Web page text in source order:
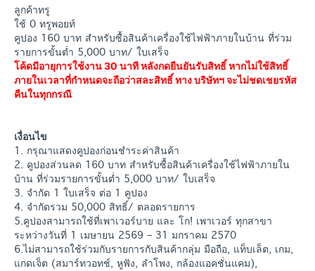
ลูกค้าทรู
ใช้ 0 ทรูพอยท์
คูปอง 160 บาท สำหรับซื้อสินค้าเครื่องใช้ไฟฟ้าภายในบ้าน ที่ร่วม
รายการขั้นต่ำ 5,000 บาท/ ใบเสร็จ
โค้ดมีอายุการใช้งาน 30 นาที หลังกดยืนยันรับสิทธิ์ หากไม่ใช้สิทธิ์
ภายในเวลาที่กำหนดจะถือว่าสละสิทธิ์ ทาง บริษัทฯ จะไม่ชดเชยรหัส
คืนในทุกกรณี
เงื่อนไข
1. กรุณาแสดงคูปองก่อนชำระค่าสินค้า
2. คูปองส่วนลด 160 บาท สำหรับซื้อสินค้าเครื่องใช้ไฟฟ้าภายใน
บ้าน ที่ร่วมรายการขั้นต่ำ 5,000 บาท/ ใบเสร็จ
3. จำกัด 1 ใบเสร็จ ต่อ 1 คูปอง
4. จำกัดรวม 50,000 สิทธิ์/ ตลอดรายการ
5.คูปองสามารถใช้ที่เพาเวอร์บาย และ โก! เพาเวอร์ ทุกสาขา
ระหว่างวันที่ 1 เมษายน 2569 – 31 มกราคม 2570
6.ไม่สามารถใช้ร่วมกับรายการกับสินค้ากลุ่ม มือถือ, แท็บเล็ต, เกม,
แกดเจ็ต (สมาร์ทวอทช์, หูฟัง, ลำโพง, กล้องแอคชั่นแคม),